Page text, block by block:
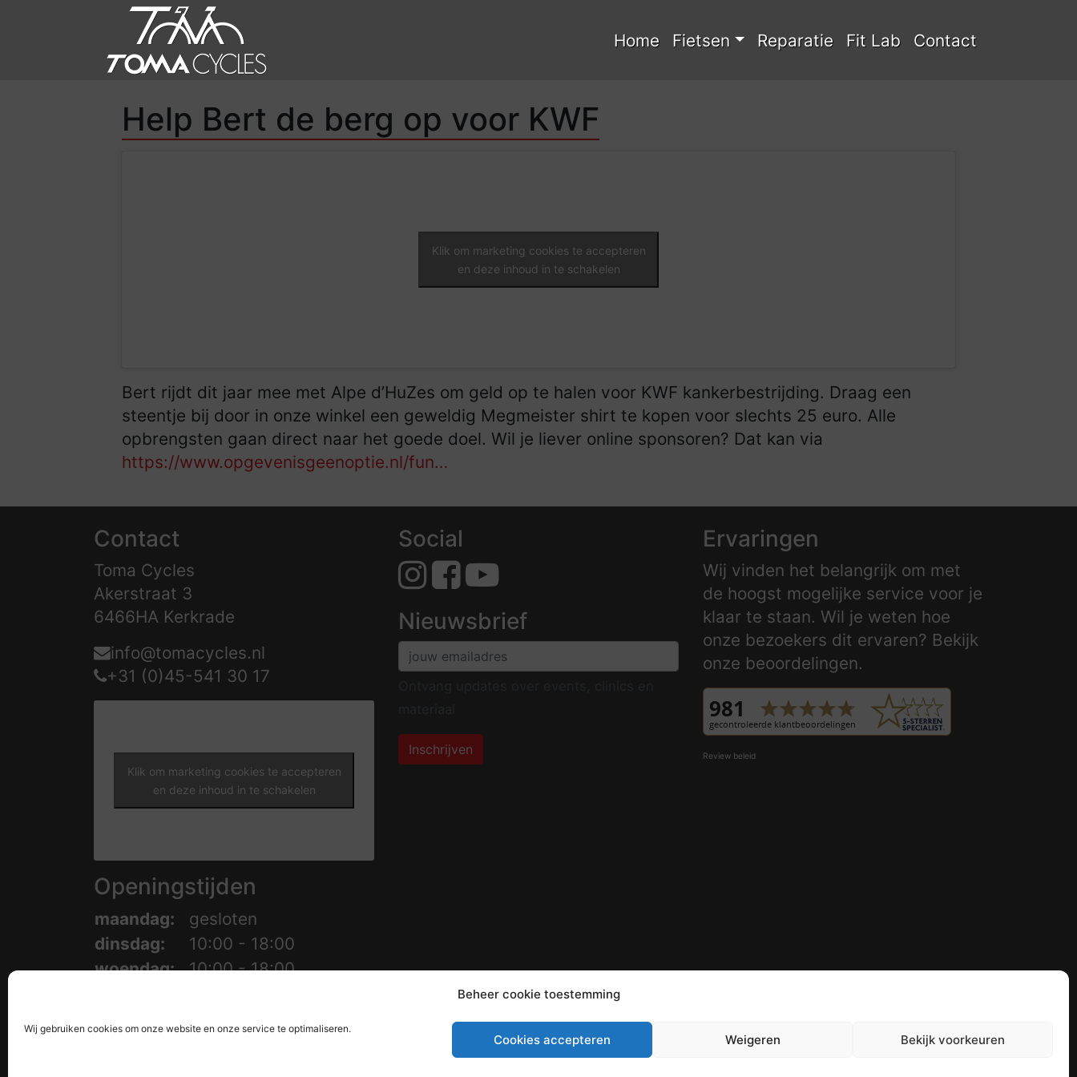
Beheer cookie toestemming
Wij gebruiken cookies om onze website en onze service te optimaliseren.
Cookies accepteren Weigeren Bekijk voorkeuren
Home Fietsen Reparatie Fit Lab Contact
Help Bert de berg op voor KWF
Klik om marketing cookies te accepteren
en deze inhoud in te schakelen
Bert rijdt dit jaar mee met Alpe d’HuZes om geld op te halen voor KWF kankerbestrijding. Draag een
steentje bij door in onze winkel een geweldig Megmeister shirt te kopen voor slechts 25 euro. Alle
opbrengsten gaan direct naar het goede doel. Wil je liever online sponsoren? Dat kan via
https://www.opgevenisgeenoptie.nl/fun…
Contact
Toma Cycles
Akerstraat 3
6466HA Kerkrade
info@tomacycles.nl
+31 (0)45-541 30 17
Klik om marketing cookies te accepteren
en deze inhoud in te schakelen
Openingstijden
maandag:
gesloten
dinsdag:
10:00 - 18:00
woendag:
10:00 - 18:00
Social
Nieuwsbrief
Inschrijven
Ervaringen
Wij vinden het belangrijk om met
de hoogst mogelijke service voor je
klaar te staan. Wil je weten hoe
onze bezoekers dit ervaren? Bekijk
onze beoordelingen.
Review beleid